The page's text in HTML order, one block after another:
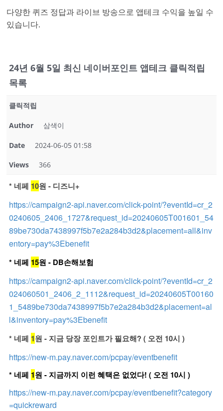
다양한 퀴즈 정답과 라이브 방송으로 앱테크 수익을 높일 수
있습니다.
24년 6월 5일 최신 네이버포인트 앱테크 클릭적립
목록
클릭적립
Author 삼색이
Date 2024-06-05 01:58
Views 366
* 네페 10원 - 디즈니+
https://campaign2-api.naver.com/click-point/?eventId=cr_2
0240605_2406_1727&request_id=20240605T001601_54
89be730da7438997f5b7e2a284b3d2&placement=all&inv
entory=pay%3Ebenefit
* 네페 15원 - DB손해보험
https://campaign2-api.naver.com/click-point/?eventId=cr_2
024060501_2406_2_1112&request_id=20240605T00160
1_5489be730da7438997f5b7e2a284b3d2&placement=al
l&inventory=pay%3Ebenefit
* 네페 1원 - 지금 당장 포인트가 필요해? ( 오전 10시 )
https://new-m.pay.naver.com/pcpay/eventbenefit
* 네페 1원 - 지금까지 이런 혜택은 없었다! ( 오전 10시 )
https://new-m.pay.naver.com/pcpay/eventbenefit?category
=quickreward